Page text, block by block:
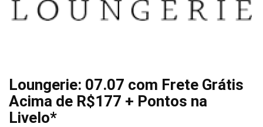
Loungerie: 07.07 com Frete Grátis
Acima de R$177 + Pontos na
Livelo*